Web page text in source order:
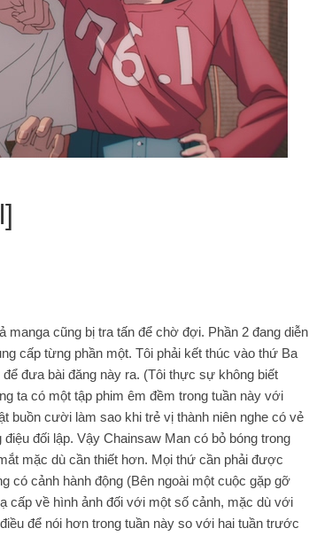
cũng bị tra tấn để chờ đợi. Phần 2 đang diễn
cấp từng phần một. Tôi phải kết thúc vào thứ Ba
đưa bài đăng này ra. (Tôi thực sự không biết
ta có một tập phim êm đềm trong tuần này với
buồn cười làm sao khi trẻ vị thành niên nghe có vẻ
đối lập. Vậy Chainsaw Man có bỏ bóng trong
mặc dù cần thiết hơn. Mọi thứ cần phải được
có cảnh hành động (Bên ngoài một cuộc gặp gỡ
cấp về hình ảnh đối với một số cảnh, mặc dù với
để nói hơn trong tuần này so với hai tuần trước